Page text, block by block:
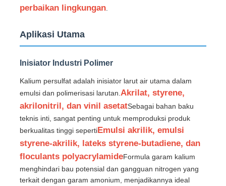
Rumah
Produk
Tentang kita
Wisata pabrik
Kontrol kualitas
perbaikan lingkungan
Aplikasi Utama
Inisiator Industri Polimer
Kalium persulfat adalah inisiator larut air utama dalam
emulsi dan polimerisasi larutan. Akrilat, styrene,
akrilonitril, dan vinil asetatSebagai bahan baku
teknis inti, sangat penting untuk memproduksi produk
berkualitas tinggi sepertiEmulsi akrilik, emulsi
styrene-akrilik, lateks styrene-butadiene, dan
floculants polyacrylamideFormula garam kalium
menghindari bau potensial dan gangguan nitrogen yang
terkait dengan garam amonium, menjadikannya ideal